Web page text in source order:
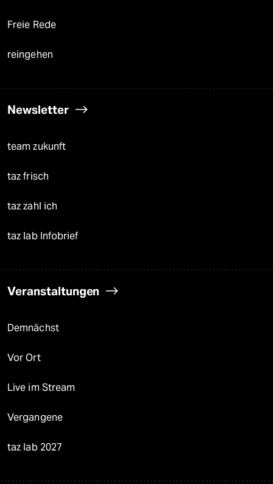
Freie Rede
reingehen
Newsletter
team zukunft
taz frisch
taz zahl ich
taz lab Infobrief
Veranstaltungen
Demnächst
Vor Ort
Live im Stream
Vergangene
taz lab 2027